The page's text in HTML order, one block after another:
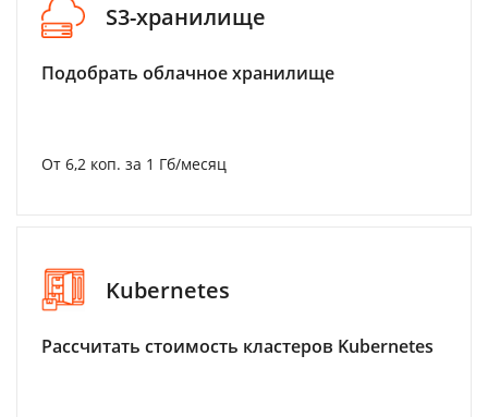
S3-хранилище
Подобрать облачное хранилище
От 6,2 коп. за 1 Гб/месяц
Kubernetes
Рассчитать стоимость кластеров Kubernetes